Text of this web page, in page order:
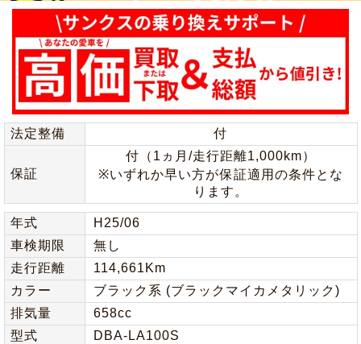
法定整備 付
保証
付（1ヵ月/走行距離1,000km）
※いずれか早い方が保証適用の条件とな
ります。
年式
H25/06
車検期限
無し
走行距離
114,661Km
カラー
ブラック系 (ブラックマイカメタリック)
排気量
658cc
型式
DBA-LA100S